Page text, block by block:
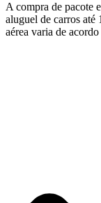
A compra de pacote
aluguel de carros até
aérea varia de